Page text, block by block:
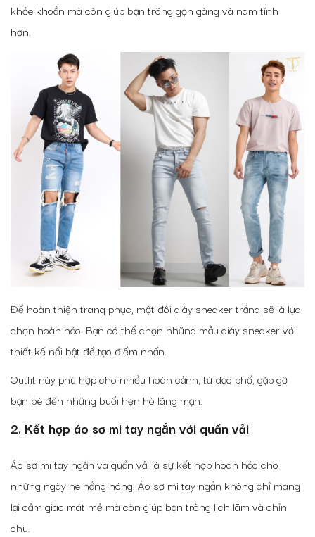
khỏe khoắn mà còn giúp bạn trông gọn gàng và nam tính
hơn.
Để hoàn thiện trang phục, một đôi giày sneaker trắng sẽ là lựa
chọn hoàn hảo. Bạn có thể chọn những mẫu giày sneaker với
thiết kế nổi bật để tạo điểm nhấn.
Outfit này phù hợp cho nhiều hoàn cảnh, từ dạo phố, gặp gỡ
bạn bè đến những buổi hẹn hò lãng mạn.
2. Kết hợp áo sơ mi tay ngắn với quần vải
Áo sơ mi tay ngắn và quần vải là sự kết hợp hoàn hảo cho
những ngày hè nắng nóng. Áo sơ mi tay ngắn không chỉ mang
lại cảm giác mát mẻ mà còn giúp bạn trông lịch lãm và chỉn
chu.